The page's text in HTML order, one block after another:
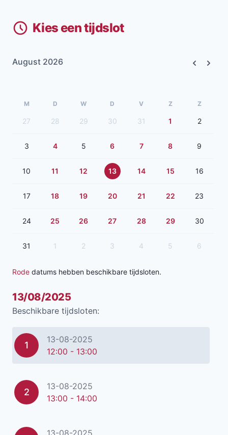
Kies een tijdslot
August 2026
M D W D V Z Z
27 28 29 30 31 1 2
3 4 5 6 7 8 9
10 11 12 13 14 15 16
17 18 19 20 21 22 23
24 25 26 27 28 29 30
31 1 2 3 4 5 6
Rode datums hebben beschikbare tijdsloten.
13/08/2025
Beschikbare tijdsloten:
1
13-08-2025
12:00 - 13:00
2
13-08-2025
13:00 - 14:00
13-08-2025